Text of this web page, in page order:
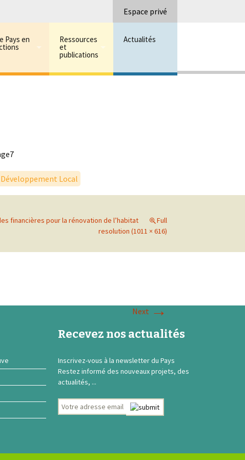
Espace privé
Pays en Ressources
et
publications
Actualités
Développement Local
financières pour la rénovation de l’habitat
Full
resolution (1011 × 616)
Next →
Recevez nos actualités
Inscrivez-vous à la newsletter du Pays
Restez informé des nouveaux projets, des
actualités, ...